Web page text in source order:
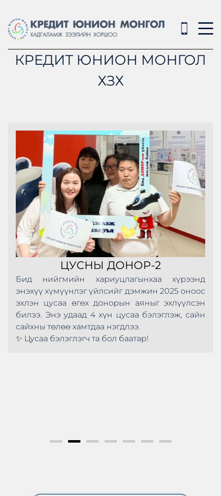
КРЕДИТ ЮНИОН МОНГОЛ
ХЗХ
ЦУСНЫ ДОНОР-2
Бид нийгмийн хариуцлагынхаа хүрээнд
энэхүү хүмүүнлэг үйлсийг дэмжин 2025 оноос
эхлэн цусаа өгөх донорын аяныг эхлүүлсэн
билээ. Энэ удаад 4 хүн цусаа бэлэглэж, сайн
сайхны төлөө хамтдаа нэгдлээ.
✨ Цусаа бэлэглэгч та бол баатар!